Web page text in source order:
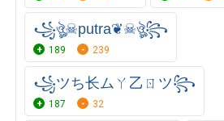
꧁ঔৣ☠︎putra❦☠︎ঔৣ꧂
189 239
꧁ツち⻓ムㄚ乙ㄖツ꧂
187 32